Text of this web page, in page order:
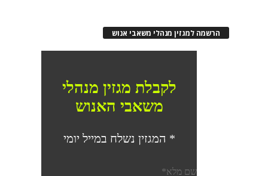
הרשמה למגזין מנהלי משאבי אנוש